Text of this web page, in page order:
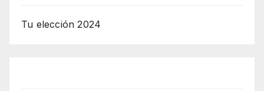
Tu elección 2024